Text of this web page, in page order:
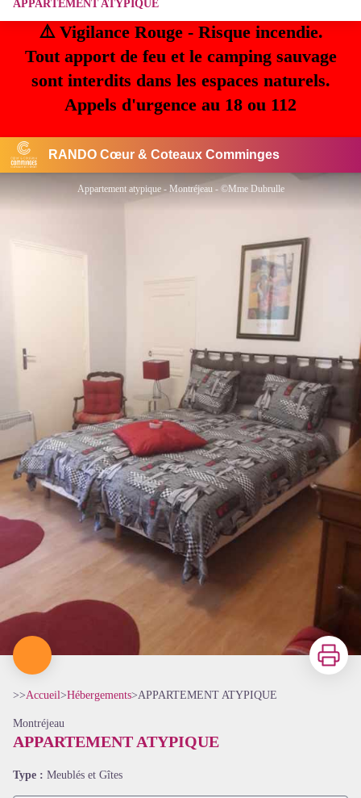
⚠️ Vigilance Rouge - Risque incendie.
Tout apport de feu et le camping sauvage
sont interdits dans les espaces naturels.
Appels d'urgence au 18 ou 112
RANDO Cœur & Coteaux Comminges
APPARTEMENT ATYPIQUE
Appartement atypique - Montréjeau - ©Mme Dubrulle
Imprimer
>>Accueil>Hébergements>APPARTEMENT ATYPIQUE
Montréjeau
APPARTEMENT ATYPIQUE
Type : Meublés et Gîtes